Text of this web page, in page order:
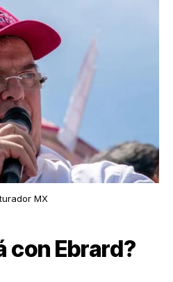
MX
con Ebrard?